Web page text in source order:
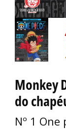
Monkey
do
Nº 1 One